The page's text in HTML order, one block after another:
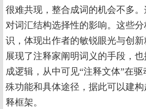
很难共现，整合成词的机会不多
对词汇结构选择性的影响。这些
识，体现出作者的敏锐眼光与创
展现了注释家阐明词义的手段，
成逻辑，从中可见“注释文体”在
殊功能和具体途径，据此可以建
释框架。